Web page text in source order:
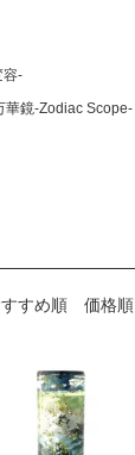
容-
華鏡-Zodiac Scope-
すめ順 価格順